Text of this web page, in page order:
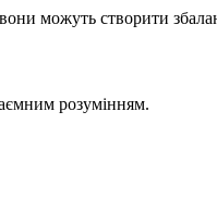
можуть створити
розумінням.